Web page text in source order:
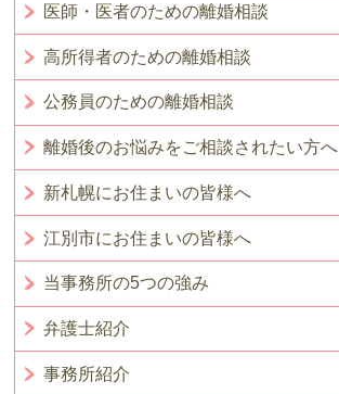
医師・医者のための離婚相談
高所得者のための離婚相談
公務員のための離婚相談
離婚後のお悩みをご相談されたい方へ
新札幌にお住まいの皆様へ
江別市にお住まいの皆様へ
当事務所の5つの強み
弁護士紹介
事務所紹介